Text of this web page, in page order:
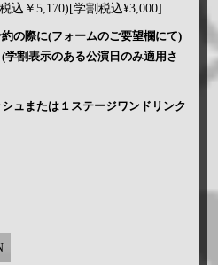
込￥5,170)[学割税込¥3,000]
の際に(フォームのご要望欄にて)
割表示のある公演日のみ適用さ
ュまたは１ステージワンドリンク